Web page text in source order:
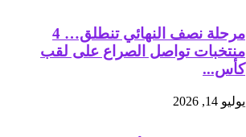
مرحلة نصف النهائي تنطلق… 4
منتخبات تواصل الصراع على لقب
كأس...
يوليو 14, 2026